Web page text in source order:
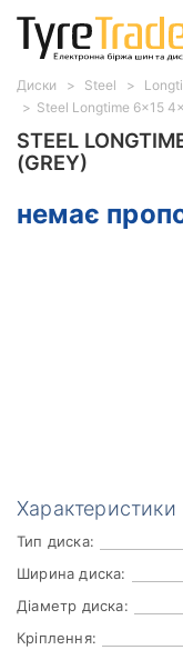
STEEL
(GREY)
немає
Характеристики
Тип диска:
Ширина диска:
Діаметр диска:
Кріплення:
Диски Steel
Steel Longtime 6x15